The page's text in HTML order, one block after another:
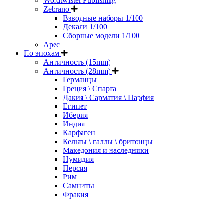
Zebrano
Взводные наборы 1/100
Декали 1/100
Сборные модели 1/100
Арес
По эпохам
Античность (15mm)
Античность (28mm)
Германцы
Греция \ Спарта
Дакия \ Сарматия \ Парфия
Египет
Иберия
Индия
Карфаген
Кельты \ галлы \ бритонцы
Македония и наследники
Нумидия
Персия
Рим
Самниты
Фракия